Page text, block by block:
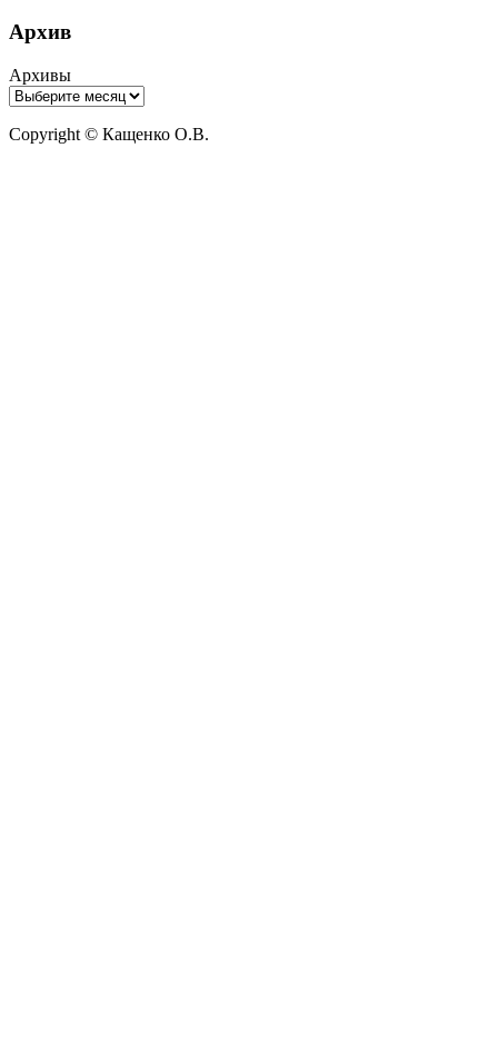
Архив
Архивы
Copyright © Кащенко О.В.